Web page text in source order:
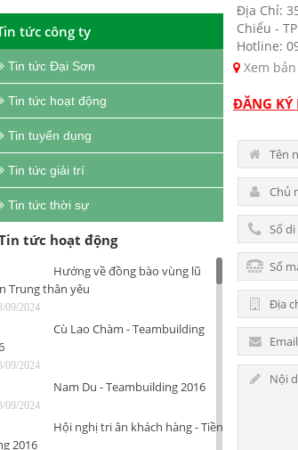
Địa Chỉ:
Chiểu -
Hotline:
Xem
ĐĂNG KÝ
tức công ty
Tin tức Đại Sơn
Tin tức hoạt động
Tin tuyển dụng
Tin tức giải trí
Tin tức thời sự
tức hoạt động
Hướng về đồng bào vùng lũ
Trung thân yêu
09/2024
Cù Lao Chàm - Teambuilding
09/2024
Nam Du - Teambuilding 2016
09/2024
Hội nghị tri ân khách hàng - Tiền
2016